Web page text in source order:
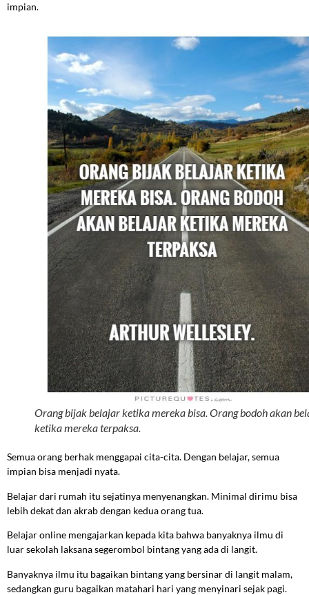
impian.
Orang bijak belajar ketika mereka bisa. Orang bodoh akan
ketika mereka terpaksa.
Semua orang berhak menggapai cita-cita. Dengan belajar, semua
impian bisa menjadi nyata.
Belajar dari rumah itu sejatinya menyenangkan. Minimal dirimu bisa
lebih dekat dan akrab dengan kedua orang tua.
Belajar online mengajarkan kepada kita bahwa banyaknya ilmu di
luar sekolah laksana segerombol bintang yang ada di langit.
Banyaknya ilmu itu bagaikan bintang yang bersinar di langit malam,
sedangkan guru bagaikan matahari hari yang menyinari sejak pagi.